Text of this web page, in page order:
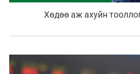
Хөдөө аж ахуйн